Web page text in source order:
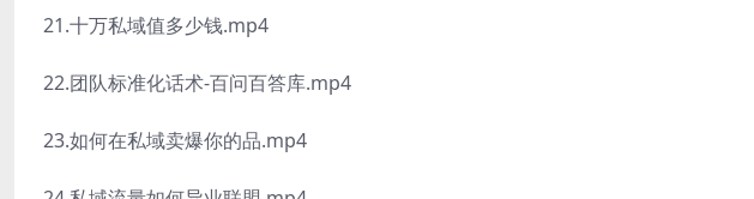
21.十万私域值多少钱.mp4
22.团队标准化话术-百问百答库.mp4
23.如何在私域卖爆你的品.mp4